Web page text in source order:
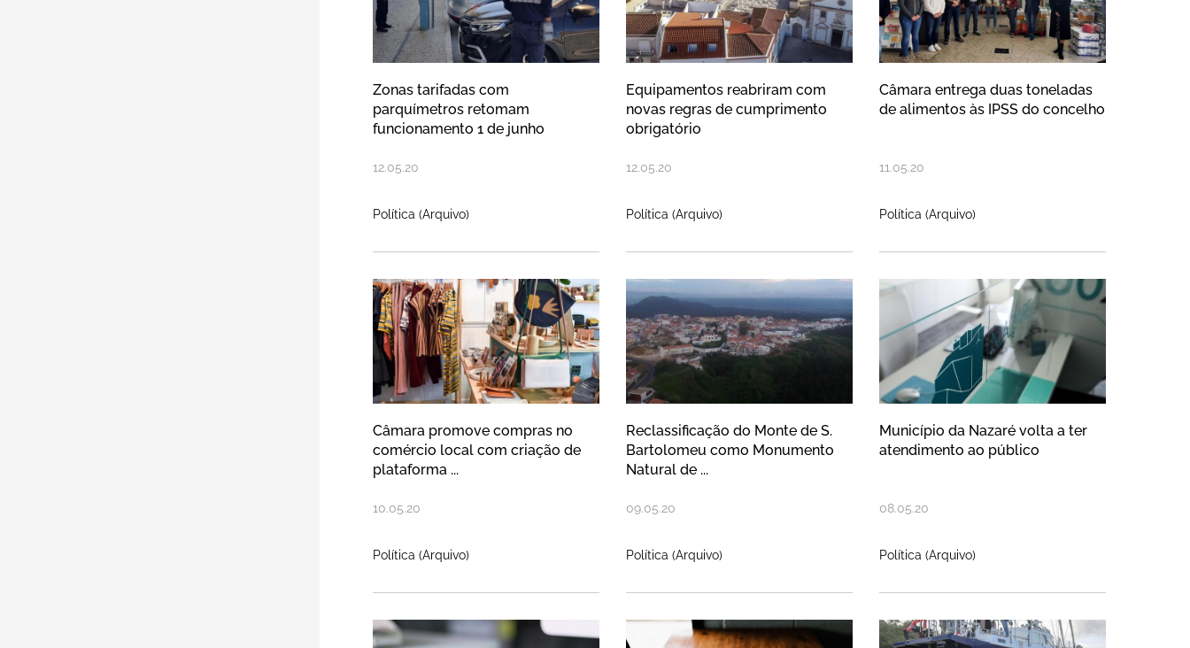
Zonas tarifadas com
parquímetros retomam
funcionamento 1 de junho
12.05.20
Política (Arquivo)
Equipamentos reabriram com
novas regras de cumprimento
obrigatório
12.05.20
Política (Arquivo)
Câmara entrega duas toneladas
de alimentos às IPSS do concelho
11.05.20
Política (Arquivo)
Câmara promove compras no comércio local com criação de
Câmara promove compras no
comércio local com criação de
plataforma ...
10.05.20
Política (Arquivo)
Reclassificação do Monte de S. Bartolomeu
Reclassificação do Monte de S.
Bartolomeu como Monumento
Natural de ...
09.05.20
Política (Arquivo)
Município da Nazaré volta
Município da Nazaré volta a ter
atendimento ao público
08.05.20
Política (Arquivo)
Campanha de recolha de equipamento informático para doar a alunos
Novo prolongamento do prazo para pagamento
Ministro do Mar visita o